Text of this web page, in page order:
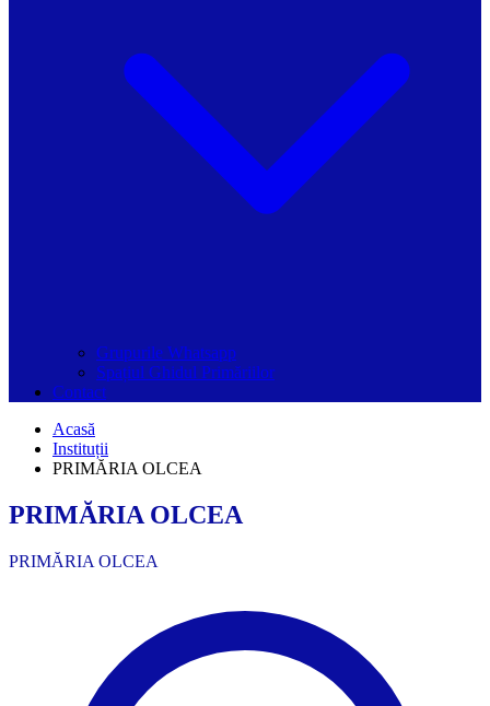
Grupurile Whatsapp
Spațiul Ghidul Primăriilor
Contact
Acasă
Instituții
PRIMĂRIA OLCEA
PRIMĂRIA OLCEA
PRIMĂRIA OLCEA